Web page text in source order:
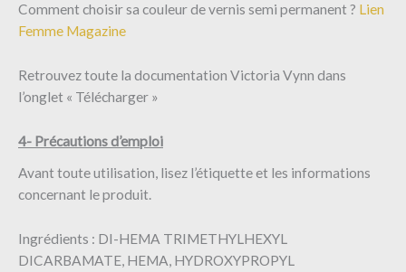
Comment choisir sa couleur de vernis semi permanent ? Lien
Femme Magazine
Retrouvez toute la documentation Victoria Vynn dans
l’onglet « Télécharger »
4- Précautions d’emploi
Avant toute utilisation, lisez l’étiquette et les informations
concernant le produit.
Ingrédients : DI-HEMA TRIMETHYLHEXYL
DICARBAMATE, HEMA, HYDROXYPROPYL